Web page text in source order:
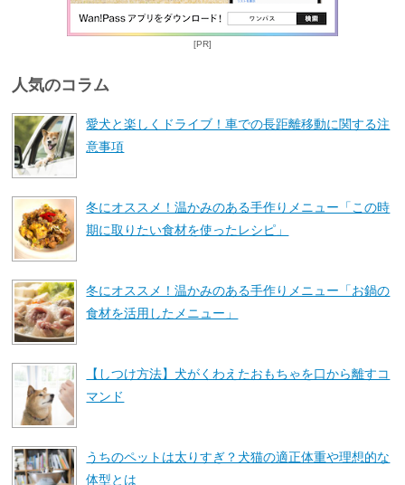
[PR]
人気のコラム
愛犬と楽しくドライブ！車での長距離移動に関する注
意事項
冬にオススメ！温かみのある手作りメニュー「この時
期に取りたい食材を使ったレシピ」
冬にオススメ！温かみのある手作りメニュー「お鍋の
食材を活用したメニュー」
【しつけ方法】犬がくわえたおもちゃを口から離すコ
マンド
うちのペットは太りすぎ？犬猫の適正体重や理想的な
体型とは